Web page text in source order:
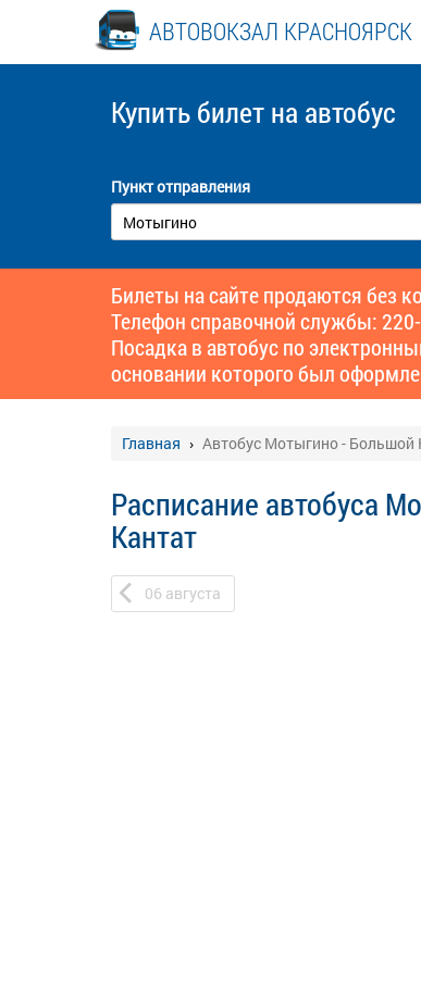
АВТОВОКЗАЛ КРАСНОЯРСК
Купить билет на автобус
Пункт отправления
Билеты на сайте продаются без
Телефон справочной службы:
Посадка в автобус по
основании которого был
Главная Автобус Мотыгино - Большой
Расписание автобуса
Кантат
06 августа